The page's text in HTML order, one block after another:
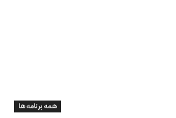
همه برنامه ها